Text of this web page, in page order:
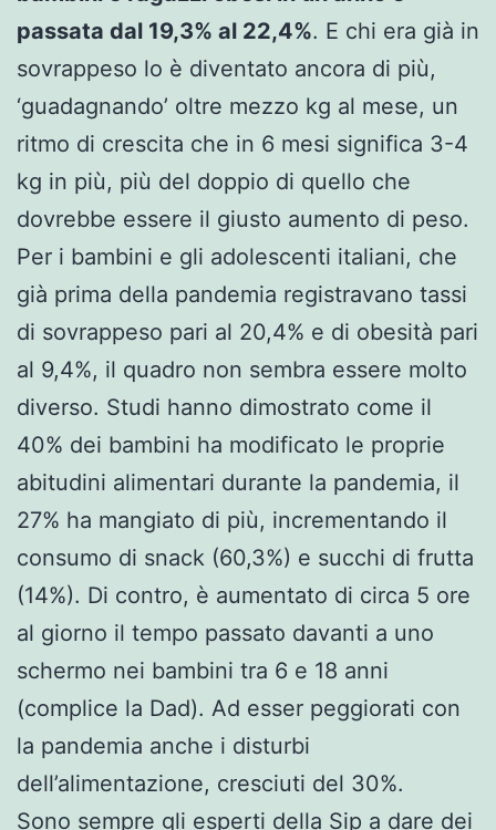
passata dal 19,3% al 22,4%. E chi era già in
sovrappeso lo è diventato ancora di più,
‘guadagnando’ oltre mezzo kg al mese, un
ritmo di crescita che in 6 mesi significa 3-4
kg in più, più del doppio di quello che
dovrebbe essere il giusto aumento di peso.
Per i bambini e gli adolescenti italiani, che
già prima della pandemia registravano tassi
di sovrappeso pari al 20,4% e di obesità pari
al 9,4%, il quadro non sembra essere molto
diverso. Studi hanno dimostrato come il
40% dei bambini ha modificato le proprie
abitudini alimentari durante la pandemia, il
27% ha mangiato di più, incrementando il
consumo di snack (60,3%) e succhi di frutta
(14%). Di contro, è aumentato di circa 5 ore
al giorno il tempo passato davanti a uno
schermo nei bambini tra 6 e 18 anni
(complice la Dad). Ad esser peggiorati con
la pandemia anche i disturbi
dell’alimentazione, cresciuti del 30%.
Sono sempre gli esperti della Sip a dare dei